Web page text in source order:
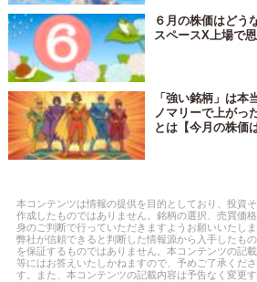
６月の株価はどう
スペースX上場で
「強い銘柄」は
ノマリーで上がっ
とは【今月の株価
本コンテンツは情報の提供を目的としており、投資
作成したものではありません。銘柄の選択、売買価
身のご判断で行っていただきますようお願いいたし
弊社が信頼できると判断した情報源から入手したも
を保証するものではありません。本コンテンツの記
等にはお答えいたしかねますので、予めご了承くだ
す。また、本コンテンツの記載内容は予告なく変更す